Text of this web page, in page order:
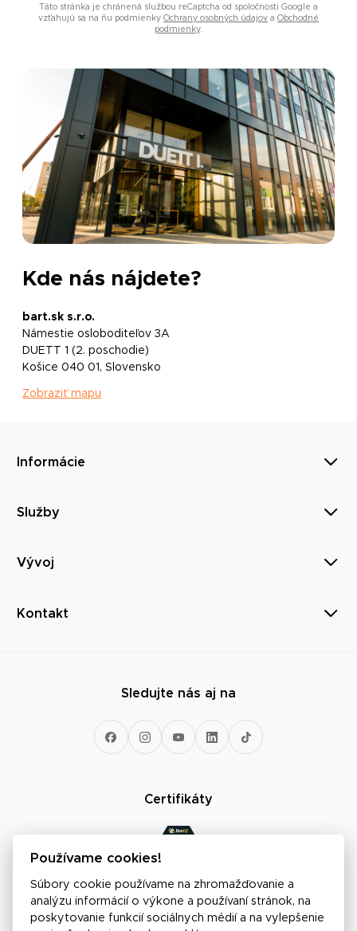
Táto stránka je chránená službou reCaptcha od spoločnosti Google a
vzťahujú sa na ňu podmienky Ochrany osobných údajov a Obchodné
podmienky.
Kde nás nájdete?
bart.sk s.r.o.
Námestie osloboditeľov 3A
DUETT 1 (2. poschodie)
Košice 040 01, Slovensko
Zobraziť mapu
Informácie
Služby
Vývoj
Kontakt
Sledujte nás aj na
Certifikáty
Pridaj sa k nám
Používame cookies!
Súbory cookie používame na zhromažďovanie a
analýzu informácií o výkone a používaní stránok, na
poskytovanie funkcií sociálnych médií a na vylepšenie